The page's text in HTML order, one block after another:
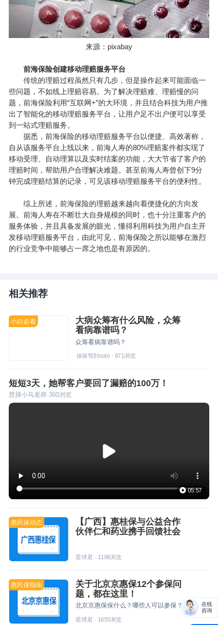
来源：pixabay
前海保险创建移动理赔服务平台
传统的理赔过程虽然只有几步，但是操作起来可能面临一
些问题，不如线上理赔容易。为了解决理赔难、理赔慢的问
题，前海保险利用“互联网+”的大环境，并且结合科技为用户推
出了智能化的移动理赔服务平台，让用户足不出户便可以享受
到一站式理赔服务。
据悉，前海保险的移动理赔服务平台以便捷、高效著称，
自从该服务平台上线以来，前海人寿的80%理赔案件都实现了
移动受理、自动理算以及实时结案的功能，大大节省了客户的
理赔时间，帮助用户合理解决难题。甚至前海人寿曾创下9分
钟完成理赔结算的记录，可见该移动理赔服务平台的便利性。
综上所述，前海保险的理赔越来越向着便捷化的方向发
展。前海人寿在不断壮大自身规模的同时，也十分注重客户的
服务体验，并且具备发展的眼光，懂得利用科技为用户自主开
发移动理赔服务平台，由此可见，前海保险之所以能够在激烈
的行业竞争中能够占一席之地也是有原因的。
相关推荐
小白必看
大病众筹有什么风险，众筹
看病靠谱吗？
众筹看病靠谱吗？
保保驾到solo· 971 浏览
短短3天，她帮客户要回了漏赔的100万！
慧择小马老师·360浏览
05:57
惠民保动态
【广西】惠桂保与公益合作
伙伴仁和药业携手回馈社会
星球君· 1106浏览
惠民保指南
关于北京京惠保12个参保问
题，都在这里！
北京京惠保保什么？哪些人可以参保？赶紧戳我，看看~
星球君· 1655浏览
在线
咨询